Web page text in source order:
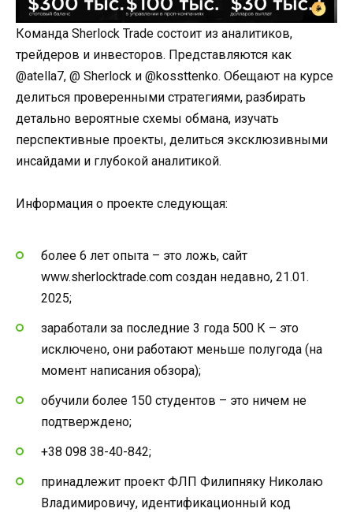
Команда Sherlock Trade состоит из аналитиков,
трейдеров и инвесторов. Представляются как
@atella7, @ Sherlock и @kossttenko. Обещают на курсе
делиться проверенными стратегиями, разбирать
детально вероятные схемы обмана, изучать
перспективные проекты, делиться эксклюзивными
инсайдами и глубокой аналитикой.
Информация о проекте следующая:
более 6 лет опыта – это ложь, сайт
www.sherlocktrade.com создан недавно, 21.01.
2025;
заработали за последние 3 года 500 К – это
исключено, они работают меньше полугода (на
момент написания обзора);
обучили более 150 студентов – это ничем не
подтверждено;
+38 098 38-40-842;
принадлежит проект ФЛП Филипняку Николаю
Владимировичу, идентификационный код